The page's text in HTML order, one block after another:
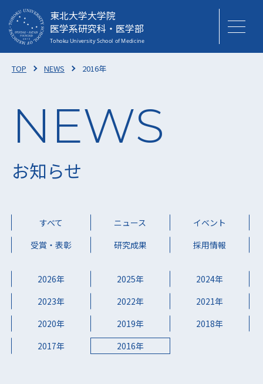
東北大学大学院
医学系研究科・医学部
TOP NEWS 2016年
お知らせ
すべて ニュース
イベント
受賞・表彰
研究成果 採用情報
2026年 2025年
2024年
2023年
2022年
2021年
2020年
2019年
2018年
2017年
2016年